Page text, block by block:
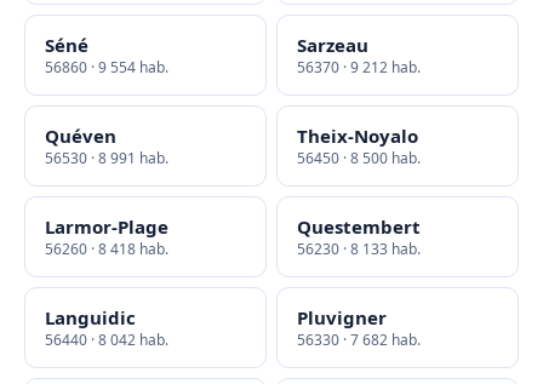
Séné
56860 · 9 554 hab.
Sarzeau
56370 · 9 212 hab.
Quéven
56530 · 8 991 hab.
Theix-Noyalo
56450 · 8 500 hab.
Larmor-Plage
56260 · 8 418 hab.
Questembert
56230 · 8 133 hab.
Languidic
56440 · 8 042 hab.
Pluvigner
56330 · 7 682 hab.